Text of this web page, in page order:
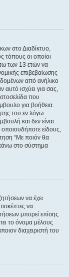
στο Διαδίκτυο,
τόπους οι οποίοι
των 13 ετών να
επιβεβαίωσης
από ανήλικο
αυτό ισχύει για σας,
που
για βοήθεια.
του εν λόγω
και δεν είναι
είδους,
“Με ποιόν θα
στο σύστημα
να έχει
να
μπορεί επίσης
το όνομα μέλους
διαχειριστή του